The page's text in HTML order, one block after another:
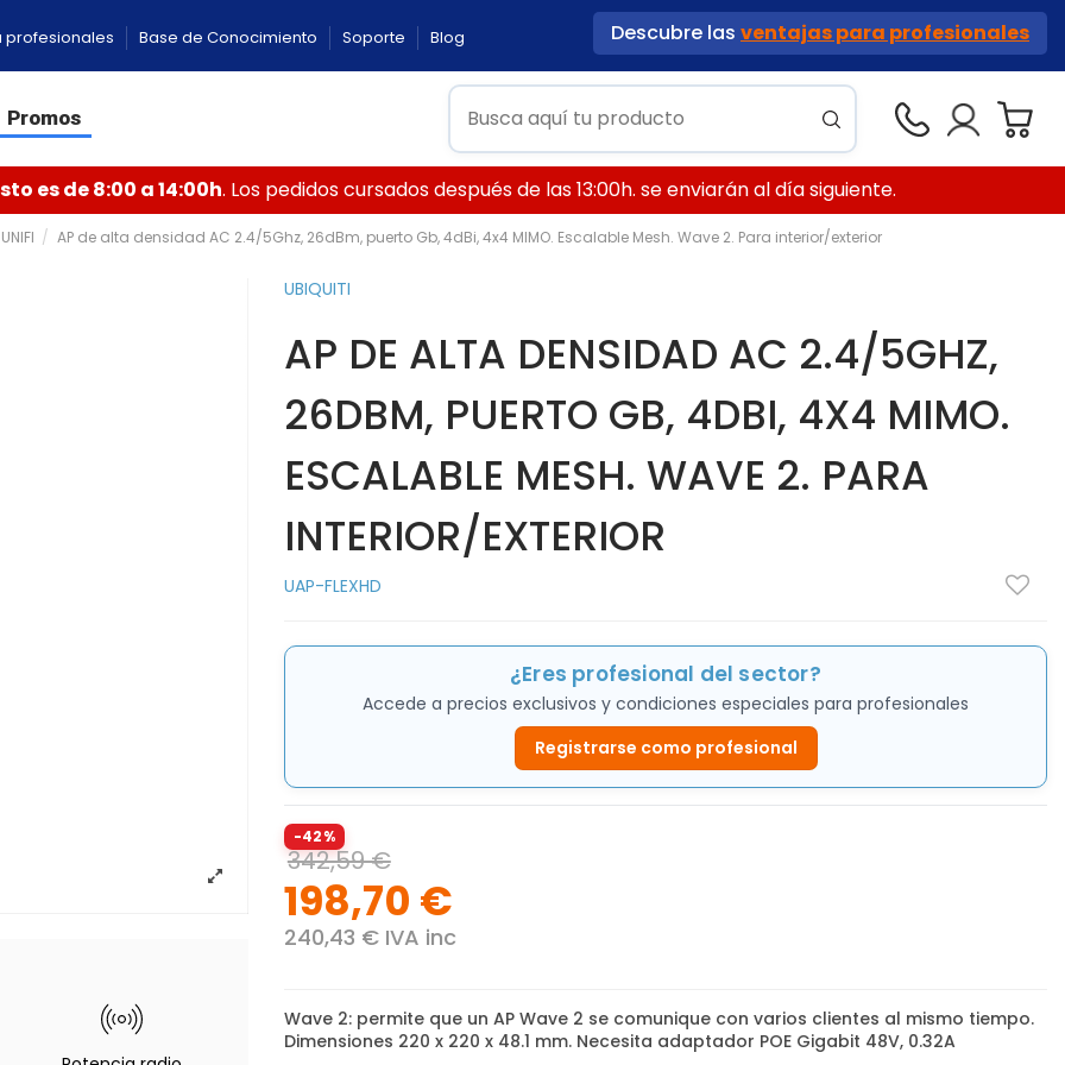
profesionales Base de Conocimiento Soporte Blog Descubre las ventajas para profesionales
Promos
es de 8:00 a 14:00h. Los pedidos cursados después de las 13:00h. se enviarán al día siguiente.
UNIFI AP de alta densidad AC 2.4/5Ghz, 26dBm, puerto Gb, 4dBi, 4x4 MIMO. Escalable Mesh. Wave 2. Para interior/exterior
UBIQUITI
AP DE ALTA DENSIDAD AC 2.4/5GHZ,
26DBM, PUERTO GB, 4DBI, 4X4 MIMO.
ESCALABLE MESH. WAVE 2. PARA
INTERIOR/EXTERIOR
UAP-FLEXHD
¿Eres profesional del sector?
Accede a precios exclusivos y condiciones especiales para profesionales
Registrarse como profesional
-42%
342,59 €
198,70 €
240,43 € IVA inc
Wave 2: permite que un AP Wave 2 se comunique con varios clientes al mismo tiempo.
Dimensiones 220 x 220 x 48.1 mm. Necesita adaptador POE Gigabit 48V, 0.32A